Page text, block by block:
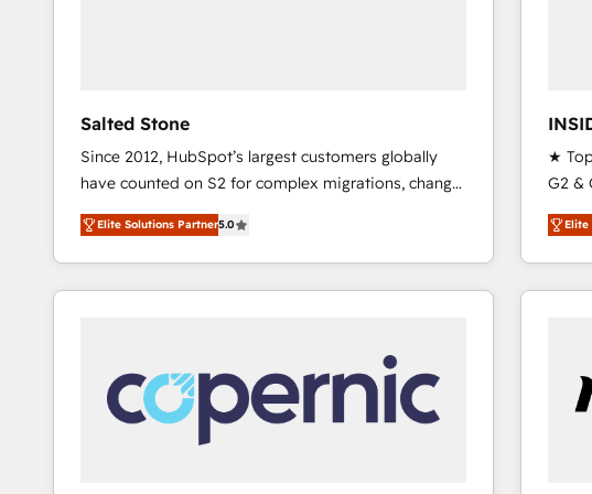
Salted Stone
Since 2012, HubSpot’s largest customers globally
have counted on S2 for complex migrations, change
management, systems integration, and creative
solutions that deliver measurable impact and
transform brand experiences As one of the few full-
service creative agencies in the HubSpot
regionalized HubSpot websites, integrated
marketing campaigns, & RevOps frameworks that
fuel long-term success We connect the entire
customer lifecycle through seamless integrations,
Elite Solutions Partner5.0
★
G2 &
2024/25 INSIDEA helps
your time
Elite